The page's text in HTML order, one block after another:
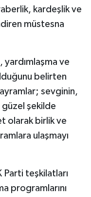
kardeşlik ve
müstesna
yardımlaşma ve
belirten
sevginin,
şekilde
olarak birlik ve
ulaşmayı
Parti teşkilatları
programlarını